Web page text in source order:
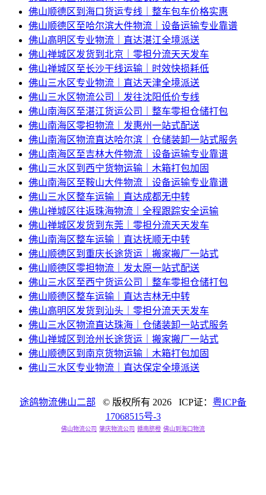
佛山顺德区到海口货运专线｜整车包车价格实惠
佛山顺德区至哈尔滨大件物流｜设备运输专业靠谱
佛山高明区专业物流｜直达湛江全境派送
佛山禅城区发货到北京｜零担分流天天发车
佛山禅城区至长沙干线运输｜时效快损耗低
佛山三水区专业物流｜直达天津全境派送
佛山三水区物流公司｜发往沈阳低价专线
佛山南海区至湛江货运公司｜整车零担仓储打包
佛山南海区零担物流｜发惠州一站式配送
佛山南海区物流直达哈尔滨｜仓储装卸一站式服务
佛山南海区至吉林大件物流｜设备运输专业靠谱
佛山三水区到西宁货物运输｜木箱打包加固
佛山南海区至鞍山大件物流｜设备运输专业靠谱
佛山三水区整车运输｜直达成都无中转
佛山禅城区往返珠海物流｜全程跟踪安全运输
佛山禅城区发货到东莞｜零担分流天天发车
佛山南海区整车运输｜直达抚顺无中转
佛山顺德区到重庆长途货运｜搬家搬厂一站式
佛山顺德区零担物流｜发太原一站式配送
佛山三水区至西宁货运公司｜整车零担仓储打包
佛山顺德区整车运输｜直达吉林无中转
佛山高明区发货到汕头｜零担分流天天发车
佛山三水区物流直达珠海｜仓储装卸一站式服务
佛山禅城区到沧州长途货运｜搬家搬厂一站式
佛山顺德区到南京货物运输｜木箱打包加固
佛山三水区专业物流｜直达保定全境派送
途鸽物流佛山二部 © 版权所有 2026 ICP证： 粤ICP备
17068515号-3
佛山物流公司 肇庆物流公司 赣南脐橙 佛山到海口物流